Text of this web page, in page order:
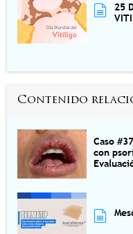
25
Contenido
Caso
con